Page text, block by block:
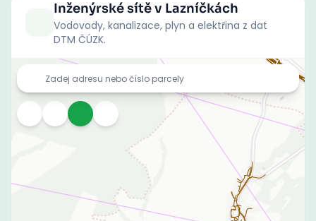
Inženýrské sítěv Lazníčkách
Vodovody, kanalizace, plyn a elektřina z dat
DTM ČÚZK.